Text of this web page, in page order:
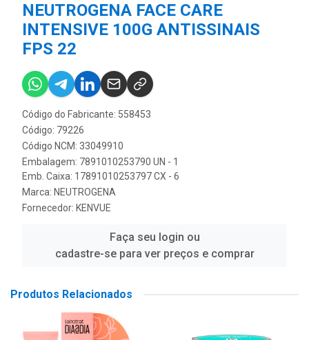
NEUTROGENA FACE CARE
INTENSIVE 100G ANTISSINAIS
FPS 22
Código do Fabricante: 558453
Código: 79226
Código NCM: 33049910
Embalagem: 7891010253790 UN - 1
Emb. Caixa: 17891010253797 CX - 6
Marca: NEUTROGENA
Fornecedor: KENVUE
Faça seu login ou
cadastre-se para ver preços e comprar
Produtos Relacionados